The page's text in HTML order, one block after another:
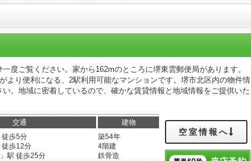
度ご覧ください。家から162mのところに堺東雲郵便局があります。
より便利になる、2駅利用可能なマンションです。堺市北区内の物件情
。地域に密着しているので、確かな賃貸情報と地域情報をご提供いた
交通 建物
徒歩5分
徒歩12分
」駅 徒歩25分
築54年
4階建
鉄骨造
空室情報へ